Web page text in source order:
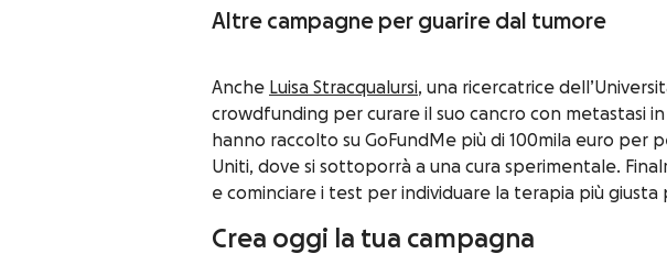
Altre campagne per guarire dal tumore
Anche Luisa Stracqualursi, una ricercatrice
crowdfunding per curare il suo cancro con metastasi
hanno raccolto su GoFundMe più di 100mila euro per
Uniti, dove si sottoporrà a una cura sperimentale.
e cominciare i test per individuare la terapia più giusta
Crea oggi la tua campagna